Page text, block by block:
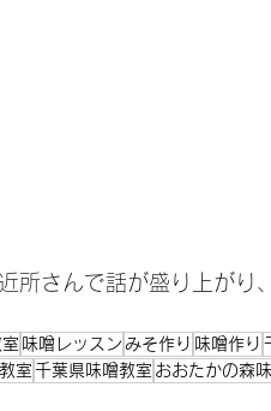
所さんで話が盛り上がり
味噌レッスン みそ作り 味噌作り
室 千葉県味噌教室 おおたかの森